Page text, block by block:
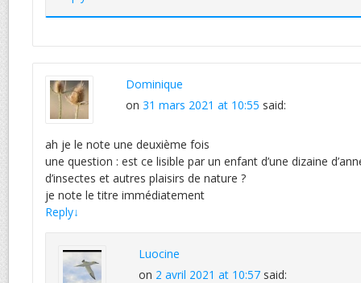
Dominique
on 31 mars 2021 at 10:55 said:
ah je le note une deuxième fois
une question : est ce lisible par un enfant d’une dizaine
d’insectes et autres plaisirs de nature ?
je note le titre immédiatement
Reply↓
Luocine
on 2 avril 2021 at 10:57 said: